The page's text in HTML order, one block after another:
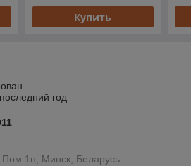
Купить
год
Минск, Беларусь